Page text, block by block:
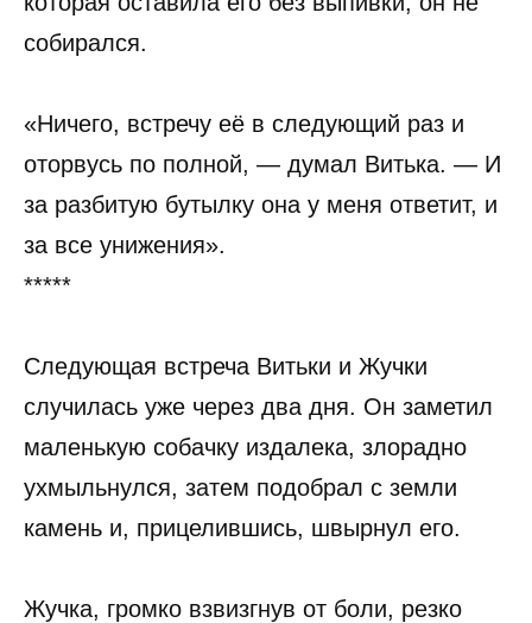
собирался.
«Ничего, встречу её в следующий раз и
оторвусь по полной, — думал Витька. — И
за разбитую бутылку она у меня ответит, и
за все унижения».
*****
Следующая встреча Витьки и Жучки
случилась уже через два дня. Он заметил
маленькую собачку издалека, злорадно
ухмыльнулся, затем подобрал с земли
камень и, прицелившись, швырнул его.
Жучка, громко взвизгнув от боли, резко